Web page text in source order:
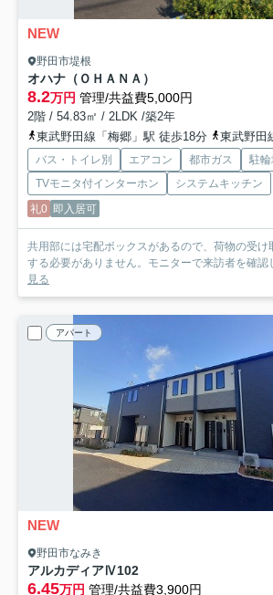
NEW
野田市堤根
オハナ（ＯＨＡＮＡ）
8.2万円 管理/共益費5,000円
2階 / 54.83㎡ / 2LDK /築2年
東武野田線「梅郷」駅 徒歩18分
東武野田線
バス・トイレ別 エアコン 都市ガス
駐
TVモニタ付インターホン
システムキッチン
礼0 即入居可
共用部には宅配ボックスがあるので、荷物の受け
する必要がありません。モニターで来訪者を確認
見る
アパート
NEW
野田市なみき
アルカディアⅣ102
6.45万円 管理/共益費3,900円